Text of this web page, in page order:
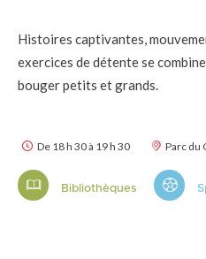
Histoires captivantes,
exercices de détente se
bouger petits et grands.
De 18 h 30 à 19 h 30 Parc du
Bibliothèques